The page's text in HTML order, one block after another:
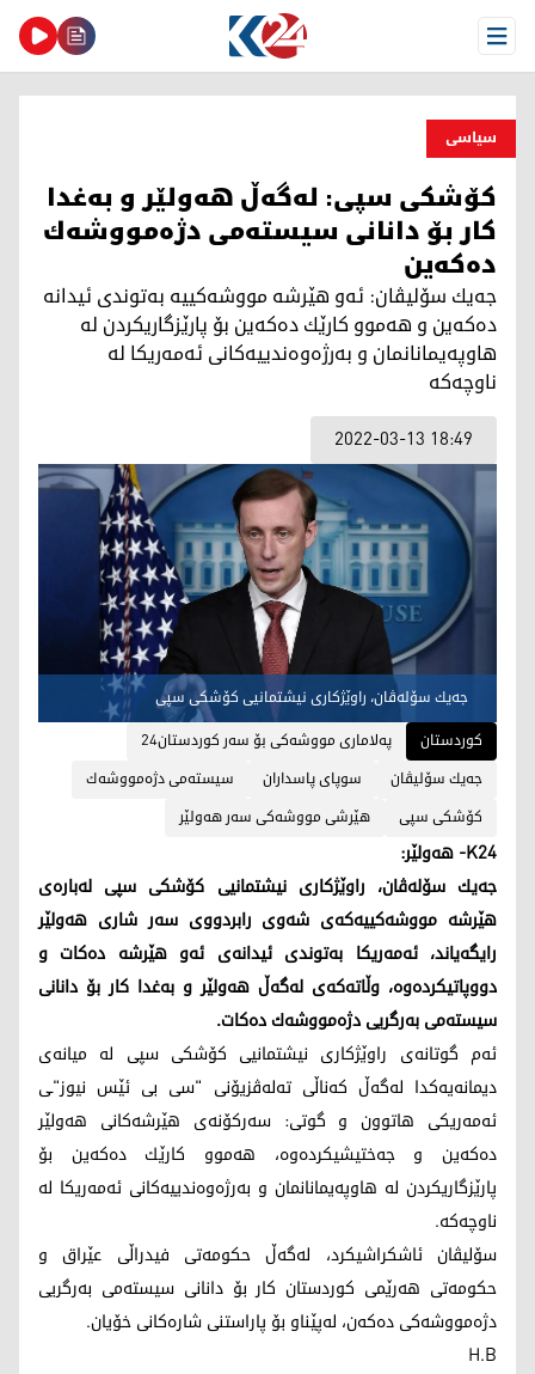
Open Menu
سیاسی
كۆشكی سپی: له‌گه‌ڵ هه‌ولێر و به‌غدا
كار بۆ دانانی سیسته‌می دژه‌مووشه‌ك
ده‌كه‌ین
جه‌یك سۆلیڤان: ئه‌و هێرشه‌ مووشه‌كییه‌ به‌توندی ئیدانه‌
ده‌كه‌ین و هەموو کارێك دەکەین بۆ پارێزگاریكردن له‌
هاوپەیمانانمان و بەرژەوەندییەکانی ئەمه‌ریکا لە
ناوچەکە
2022-03-13 18:49
جەیك سۆلەڤان، راوێژکاری نیشتمانیی کۆشکی سپی
کوردستان
په‌لاماری مووشه‌كی بۆ سه‌ر كوردستان24
جه‌یك سۆلیڤان
سوپای پاسداران
سیسته‌می دژه‌مووشه‌ك
كۆشكی سپی
هێرشی مووشه‌كی سه‌ر هه‌ولێر
K24- هه‌ولێر:
جەیك سۆلەڤان، راوێژکاری نیشتمانیی کۆشکی سپی لەبارەی
هێرشە مووشەکییەکه‌ی شەوی رابردووی سه‌ر شاری هەولێر
رایگه‌یاند، ئه‌مه‌ریكا به‌توندی ئیدانه‌ی ئه‌و هێرشه‌ ده‌كات و
دووپاتیكرده‌وه‌، وڵاته‌كه‌ی له‌گه‌ڵ هه‌ولێر و به‌غدا كار بۆ دانانی
سیسته‌می به‌رگریی دژه‌مووشه‌ك ده‌كات.
ئه‌م گوتانه‌ی راوێژکاری نیشتمانیی کۆشکی سپی له‌ میانه‌ی
دیمانه‌یه‌كدا له‌گه‌ڵ كه‌ناڵی ته‌له‌ڤزیۆنی "سی بی ئێس نیوز"ـی
ئه‌مه‌ریكی هاتوون و گوتی: سەرکۆنەی هێرشەکانی هەولێر
دەکەین و جه‌ختیشیكرده‌وه‌، هەموو کارێك دەکەین بۆ
پارێزگاریكردن له‌ هاوپەیمانانمان و بەرژەوەندییەکانی ئەمه‌ریکا لە
ناوچەکە.
سۆلیڤان ئاشکراشیکرد، لەگەڵ حکومەتی فیدراڵی عێراق و
حکومەتی هەرێمی کوردستان کار بۆ دانانی سیستەمی بەرگریی
دژه‌مووشەکی ده‌كه‌ن، له‌پێناو بۆ پاراستنی شارەکانی خۆیان.
H.B